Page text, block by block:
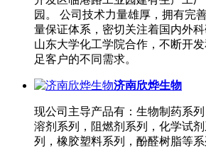
园。 公司技术力量雄厚，拥有完
量保证体系，密切关注着国内外
山东大学化工学院合作，不断开
足客户的不同需求。
济南欣烨生物
现公司主导产品有：生物制药系
溶剂系列，阻燃剂系列，化学试
列，橡胶塑料系列，酚醛树脂等系